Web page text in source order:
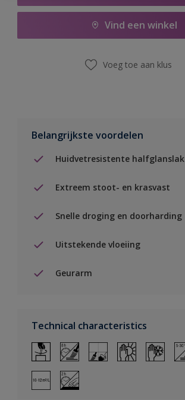
Vind een winkel
Voeg toe aan klus
Belangrijkste voordelen
Huidvetresistente halfglanslak
Extreem stoot- en krasvast
Snelle droging en doorharding
Uitstekende vloeiing
Geurarm
Technical characteristics